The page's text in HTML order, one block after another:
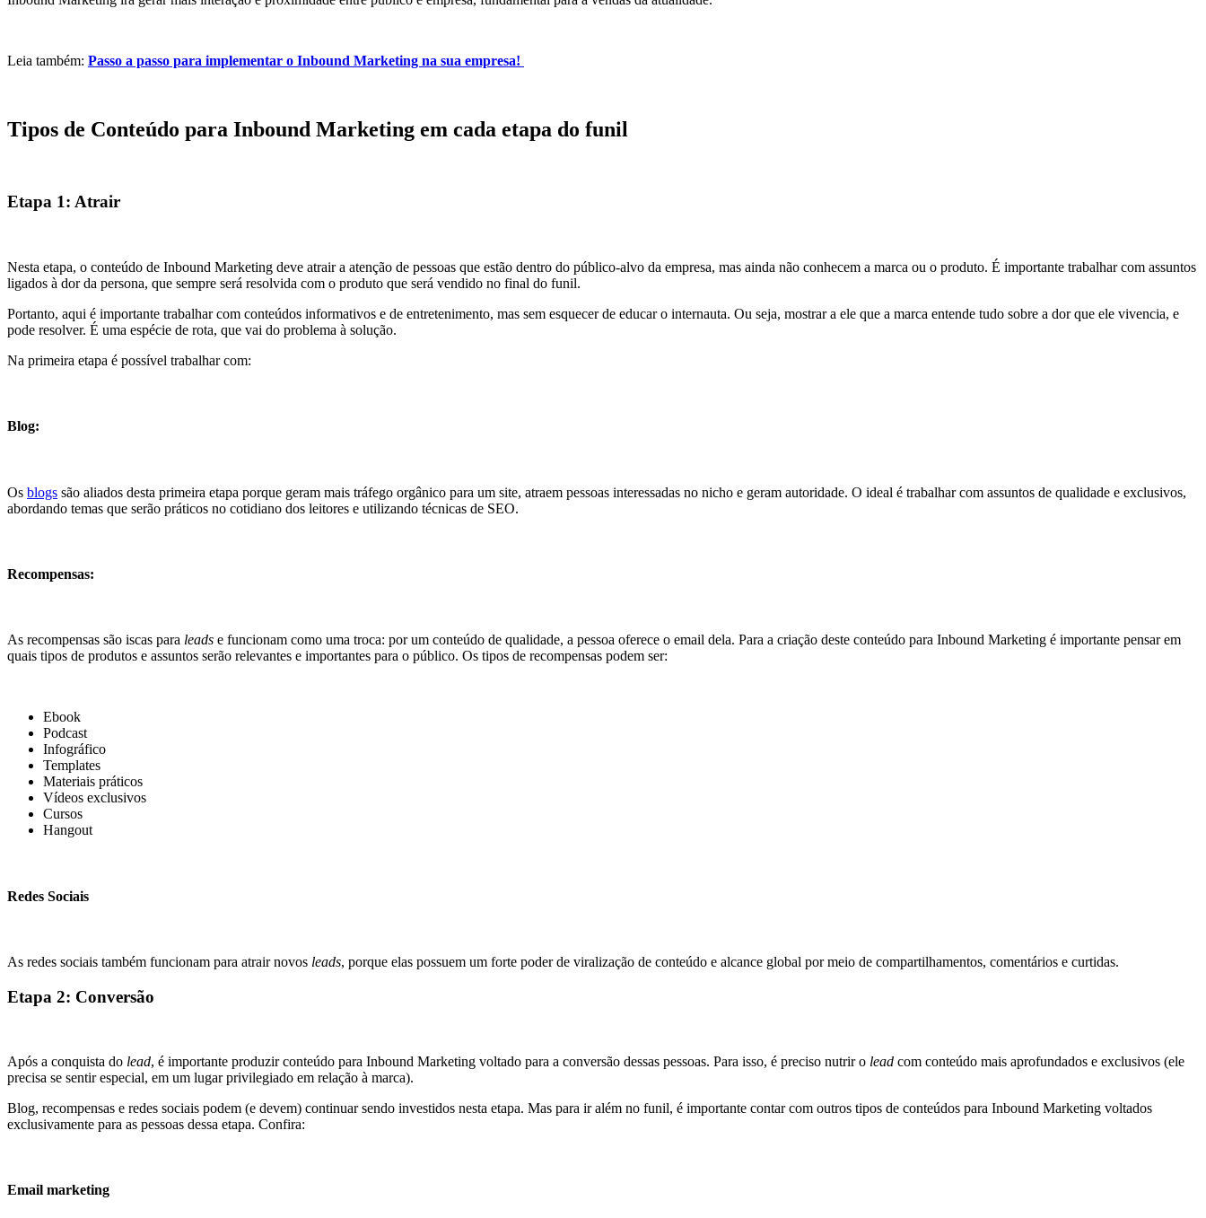
Leia também: Passo a passo para implementar o Inbound Marketing na sua empresa!
Tipos de Conteúdo para Inbound Marketing em cada etapa do funil
Etapa 1: Atrair
Nesta etapa, o conteúdo de Inbound Marketing deve atrair a atenção de pessoas que estão dentro do público-alvo da empresa, mas ainda não conhecem a marca ou o produto. É importante trabalhar com assuntos
ligados à dor da persona, que sempre será resolvida com o produto que será vendido no final do funil.
Portanto, aqui é importante trabalhar com conteúdos informativos e de entretenimento, mas sem esquecer de educar o internauta. Ou seja, mostrar a ele que a marca entende tudo sobre a dor que ele vivencia, e
pode resolver. É uma espécie de rota, que vai do problema à solução.
Na primeira etapa é possível trabalhar com:
Blog:
Os blogs são aliados desta primeira etapa porque geram mais tráfego orgânico para um site, atraem pessoas interessadas no nicho e geram autoridade. O ideal é trabalhar com assuntos de qualidade e exclusivos,
abordando temas que serão práticos no cotidiano dos leitores e utilizando técnicas de SEO.
Recompensas:
As recompensas são iscas para leads e funcionam como uma troca: por um conteúdo de qualidade, a pessoa oferece o email dela. Para a criação deste conteúdo para Inbound Marketing é importante pensar em
quais tipos de produtos e assuntos serão relevantes e importantes para o público. Os tipos de recompensas podem ser:
Ebook
Podcast
Infográfico
Templates
Materiais práticos
Vídeos exclusivos
Cursos
Hangout
Redes Sociais
As redes sociais também funcionam para atrair novos leads, porque elas possuem um forte poder de viralização de conteúdo e alcance global por meio de compartilhamentos, comentários e curtidas.
Etapa 2: Conversão
Após a conquista do lead, é importante produzir conteúdo para Inbound Marketing voltado para a conversão dessas pessoas. Para isso, é preciso nutrir o lead com conteúdo mais aprofundados e exclusivos (ele
precisa se sentir especial, em um lugar privilegiado em relação à marca).
Blog, recompensas e redes sociais podem (e devem) continuar sendo investidos nesta etapa. Mas para ir além no funil, é importante contar com outros tipos de conteúdos para Inbound Marketing voltados
exclusivamente para as pessoas dessa etapa. Confira:
Email marketing